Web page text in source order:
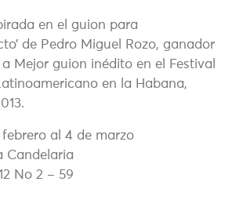
en el guion para
de Pedro Miguel Rozo, ganador
Mejor guion inédito en el Festival
en la Habana,
febrero al 4 de marzo
Candelaria
No 2 – 59